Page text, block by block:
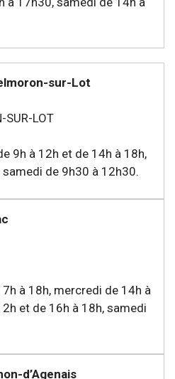
sur-Lot
SUR-LOT
9h à 12h et de 14h à 18h,
de 9h30 à 12h30.
à 18h, mercredi de 14h à
et de 16h à 18h, samedi
d’Agenais